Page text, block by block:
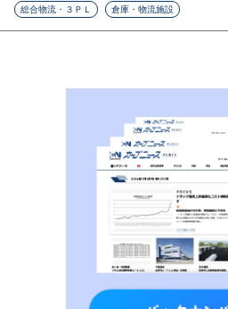
総合物流・３ＰＬ 倉庫・物流施設